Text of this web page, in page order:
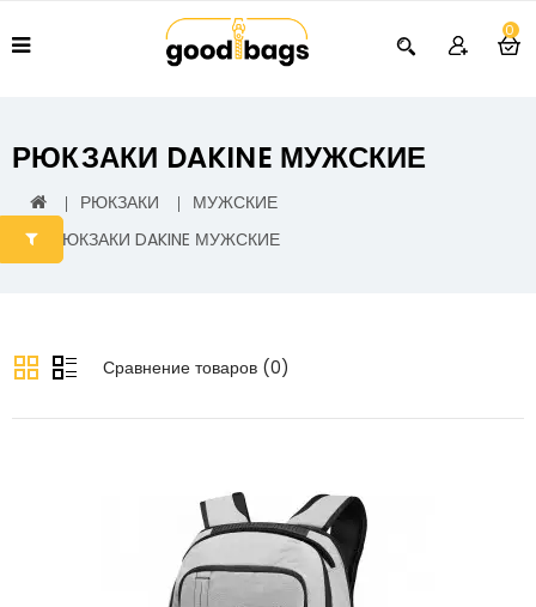
0
РЮКЗАКИ DAKINE МУЖСКИЕ
РЮКЗАКИ
МУЖСКИЕ
РЮКЗАКИ DAKINE МУЖСКИЕ
Сравнение товаров (0)